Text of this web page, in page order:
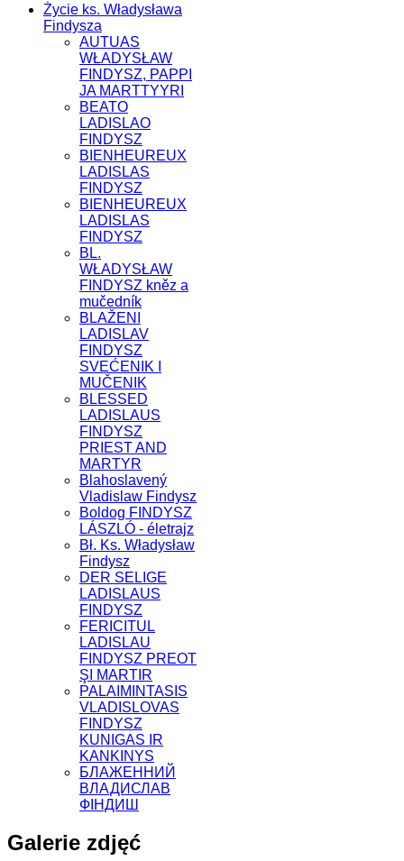
Życie ks. Władysława
Findysza
AUTUAS
WŁADYSŁAW
FINDYSZ, PAPPI
JA MARTTYYRI
BEATO
LADISLAO
FINDYSZ
BIENHEUREUX
LADISLAS
FINDYSZ
BIENHEUREUX
LADISLAS
FINDYSZ
BL.
WŁADYSŁAW
FINDYSZ kněz a
mučedník
BLAŽENI
LADISLAV
FINDYSZ
SVEĆENIK I
MUČENIK
BLESSED
LADISLAUS
FINDYSZ
PRIEST AND
MARTYR
Blahoslavený
Vladislaw Findysz
Boldog FINDYSZ
LÁSZLÓ - életrajz
Bł. Ks. Władysław
Findysz
DER SELIGE
LADISLAUS
FINDYSZ
FERICITUL
LADISLAU
FINDYSZ PREOT
ŞI MARTIR
PALAIMINTASIS
VLADISLOVAS
FINDYSZ
KUNIGAS IR
KANKINYS
БЛАЖЕННИЙ
ВЛАДИСЛАВ
ФІНДИШ
Galerie zdjęć